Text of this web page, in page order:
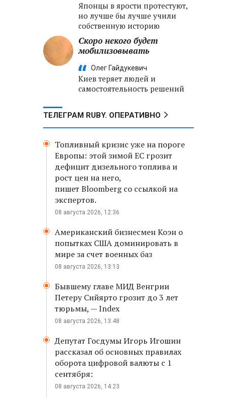
Японцы в ярости протестуют,
но лучше бы лучше учили
собственную историю
Скоро некого будет
мобилизовывать
Олег Гайдукевич
Киев теряет людей и
самостоятельность решений
ТЕЛЕГРАМ RUBY. ОПЕРАТИВНО
Топливный кризис уже на пороге
Европы: этой зимой ЕС грозит
дефицит дизельного топлива и
рост цен на него,
пишет Bloomberg со ссылкой на
экспертов.
08 августа 2026, 12:36
Американский бизнесмен Коэн о
попытках США доминировать в
мире за счет военных баз
08 августа 2026, 13:13
Бывшему главе МИД Венгрии
Петеру Сийярто грозит до 3 лет
тюрьмы, — Index
08 августа 2026, 13:48
Депутат Госдумы Игорь Игошин
рассказал об основных правилах
оборота цифровой валюты с 1
сентября:
08 августа 2026, 14:23